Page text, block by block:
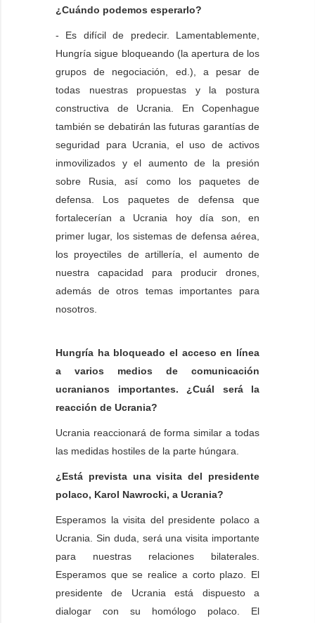
¿Cuándo podemos esperarlo?
- Es difícil de predecir. Lamentablemente,
Hungría sigue bloqueando (la apertura de los
grupos de negociación, ed.), a pesar de
todas nuestras propuestas y la postura
constructiva de Ucrania. En Copenhague
también se debatirán las futuras garantías de
seguridad para Ucrania, el uso de activos
inmovilizados y el aumento de la presión
sobre Rusia, así como los paquetes de
defensa. Los paquetes de defensa que
fortalecerían a Ucrania hoy día son, en
primer lugar, los sistemas de defensa aérea,
los proyectiles de artillería, el aumento de
nuestra capacidad para producir drones,
además de otros temas importantes para
nosotros.
Hungría ha bloqueado el acceso en línea
a varios medios de comunicación
ucranianos importantes. ¿Cuál será la
reacción de Ucrania?
Ucrania reaccionará de forma similar a todas
las medidas hostiles de la parte húngara.
¿Está prevista una visita del presidente
polaco, Karol Nawrocki, a Ucrania?
Esperamos la visita del presidente polaco a
Ucrania. Sin duda, será una visita importante
para nuestras relaciones bilaterales.
Esperamos que se realice a corto plazo. El
presidente de Ucrania está dispuesto a
dialogar con su homólogo polaco. El